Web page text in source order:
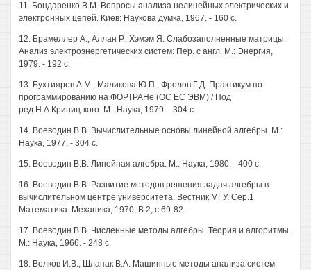
11. Бондаренко В.М. Вопросы анализа нелинейных электрических и
электронных цепей. Киев: Наукова думка, 1967. - 160 с.
12. Брамеллер А., Аллан Р., Хэмэм Я. Слабозаполненные матрицы.
Анализ электроэнергетических систем: Пер. с англ. М.: Энергия,
1979. - 192 с.
13. Бухтияров А.М., Маликова Ю.П., Фролов Г.Д. Практикум по
программированию на ФОРТРАНе (ОС ЕС ЭВМ) / Под
ред.Н.А.Криниц-кого. М.: Наука, 1979. - 304 с.
14. Воеводин В.В. Вычислительные основы линейной алгебры. М.:
Наука, 1977. - 304 с.
15. Воеводин В.В. Линейная алгебра. М.: Наука, 1980. - 400 с.
16. Воеводин В.В. Развитие методов решения задач алгебры в
вычислительном центре университета. Вестник МГУ. Сер.1
Математика. Механика, 1970, В 2, с.69-82.
17. Воеводин В.В. Численные методы алгебры. Теория и алгоритмы.
М.: Наука, 1966. - 248 с.
18. Волков И.В., Шлапак В.А. Машинные методы анализа систем